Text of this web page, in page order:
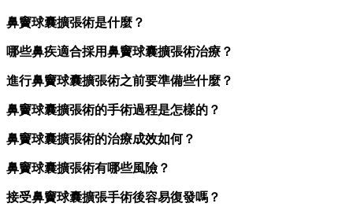
鼻竇球囊擴張術是什麼？
哪些鼻疾適合採用鼻竇球囊擴張術治療？
進行鼻竇球囊擴張術之前要準備些什麼？
鼻竇球囊擴張術的手術過程是怎樣的？
鼻竇球囊擴張術的治療成效如何？
鼻竇球囊擴張術有哪些風險？
接受鼻竇球囊擴張手術後容易復發嗎？